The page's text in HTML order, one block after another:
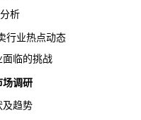
析
行业热点动态
临的挑战
场调研
趋势